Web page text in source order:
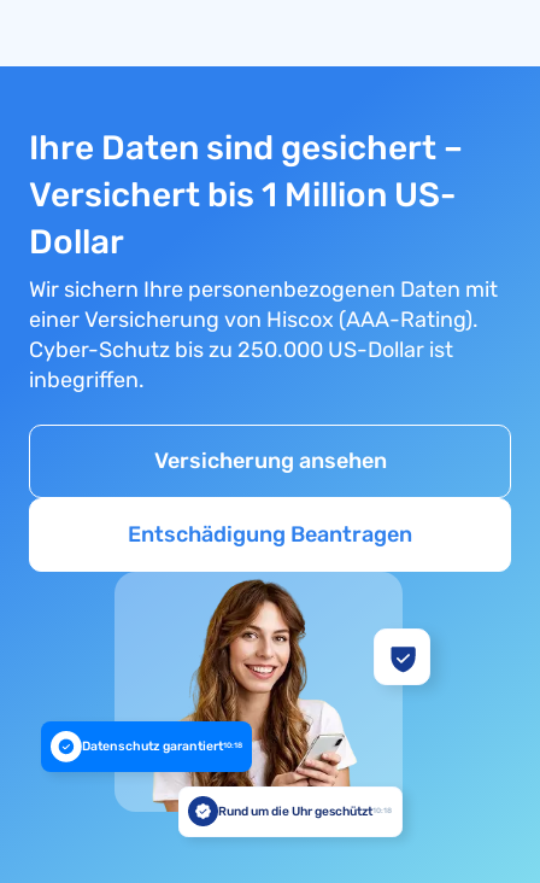
Ihre Daten sind gesichert –
Versichert bis 1 Million US-
Dollar
Wir sichern Ihre personenbezogenen Daten mit
einer Versicherung von Hiscox (AAA-Rating).
Cyber-Schutz bis zu 250.000 US-Dollar ist
inbegriffen.
Versicherung ansehen
Entschädigung Beantragen
Datenschutz garantiert10:18
Rund um die Uhr geschützt10:18